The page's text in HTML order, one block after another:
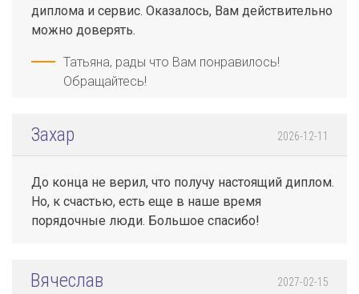
диплома и сервис. Оказалось, Вам действительно
можно доверять.
Татьяна, рады что Вам понравилось!
Обращайтесь!
Захар 2026-12-11
До конца не верил, что получу настоящий диплом.
Но, к счастью, есть еще в наше время
порядочные люди. Большое спасибо!
Вячеслав 2027-02-15